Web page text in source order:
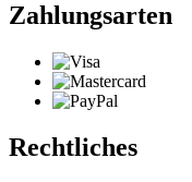
Zahlungsarten
Rechtliches